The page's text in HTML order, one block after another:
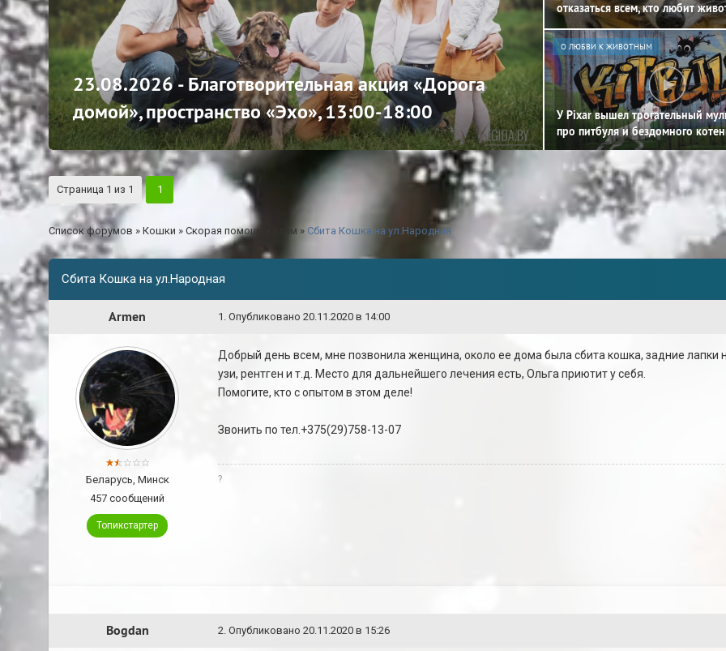
23.08.2026 - Благотворительная акция «Дорога
домой», пространство «Эхо», 13:00-18:00
отказаться всем, кто любит
О ЛЮБВИ К ЖИВОТНЫМ
У Pixar вышел трогательный
про питбуля и бездомного
Страница 1 из 1 1
Список форумов » Кошки » Скорая помощь котам » Сбита Кошка на ул.Народная
Сбита Кошка на ул.Народная
Armen 1 . Опубликовано 20.11.2020 в 14:00
Беларусь, Минск
457 сообщений
Топикстартер
Добрый день всем, мне позвонила женщина, около ее дома была сбита кошка, задние лапки
узи, рентген и т.д. Место для дальнейшего лечения есть, Ольга приютит у себя.
Помогите, кто с опытом в этом деле!
Звонить по тел.+375(29)758-13-07
?
Bogdan 2. Опубликовано 20.11.2020 в 15:26